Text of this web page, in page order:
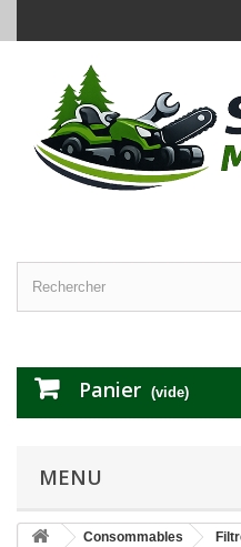
Panier (vide)
MENU
Consommables